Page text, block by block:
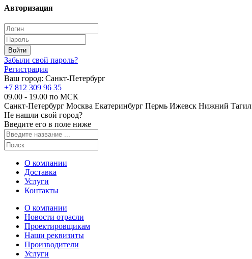
Авторизация
Забыли свой пароль?
Регистрация
Ваш город: Санкт-Петербург
+7 812 309 96 35
09.00 - 19.00 по МСК
Санкт-Петербург Москва Екатеринбург Пермь Ижевск Нижний Тагил
Не нашли свой город?
Введите его в поле ниже
О компании
Доставка
Услуги
Контакты
О компании
Новости отрасли
Проектировщикам
Наши реквизиты
Производители
Услуги